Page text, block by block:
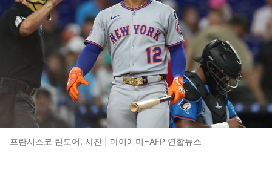
프란시스코 린도어. 사진 | 마이애미=AFP 연합뉴스